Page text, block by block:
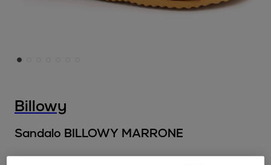
Billowy
Sandalo BILLOWY MARRONE